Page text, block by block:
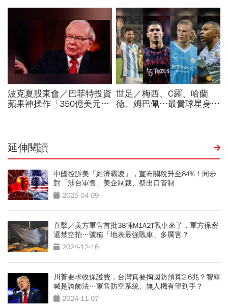
延伸閱讀
中國控訴美「經濟霸凌」，宣布關稅升至84%！同步
對「涉台軍售」美企制裁、祭出口管制
2025-04-09
直擊／美方軍售首批38輛M1A2T戰車來了，軍方保密
還禁空拍…號稱「地表最強戰車」多厲害？
2024-12-16
川普要求收保護費，台灣真要掏國防預算2.6兆？智庫
喊是誇飾法…軍售防空系統、無人機有望到手？
2024-11-07